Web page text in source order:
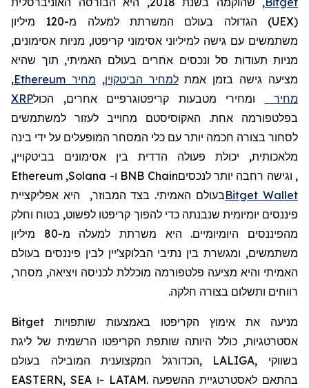
(
UEX
) הגדולה בעולם המשרתת למעלה מ-120
מיליון
משתמשים עם גישה למיליוני אסימוני קריפטו, מניות אסימונים,
מניות תעודות סל ונכסים אחרים בעולם האמיתי, תוך שהיא
מציעה גישה בזמן אמתלמחיר הביטקוין, מחיר Ethereum
,
מחיר
XRPומחירי מטבעות קריפטוגרפיים אחרים, הכול
בפלטפורמה אחת. האקוסיסטם מחוייב לעזור למשתמשים
לסחור בצורה חכמה יותר עם כלי המסחר המופעלים על ידי בינה
מלאכותית, יכולת פעולה הדדית בין אסימונים בביטקויין,
Ethereum ,Solana ו- BNB Chain, וגישה רחבה יותר לנכסים
בעולם האמיתי. בצד המבוזר,Bitget Wallet
היא אפליקציית
פיננסים יומיומית שנבנתה כדי להפוך קריפטו לפשוט, בטוח וחלק
מהפיננסים היומיומיים. היא
משרתת למעלה מ-80
מיליון
משתמשים, ומגשרת בין נתיבי הבלוקצ'יין לבין פיננסים בעולם
האמיתי והיא מציעה פלטפורמה מוכללת לכניסה ויציאה, מסחר,
רווחים ותשלום בצורה חלקה.
Bitget מניעה את אימוץ הקריפטו באמצעות שותפויות
אסטרטגיות, כולל היותה שותפת הקריפטו הרשמית של ליגת
הכדורגל המקצוענית המובילה בעולם, LALIGA, בשווקי
EASTERN, SEA ו- LATAM. בהתאם לאסטרטגיית ההשפעה